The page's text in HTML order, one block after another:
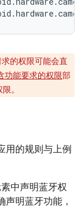
的权限可能会直
功能要求的权限部
。
用的规则与上例
中声明蓝牙权
声明蓝牙功能，